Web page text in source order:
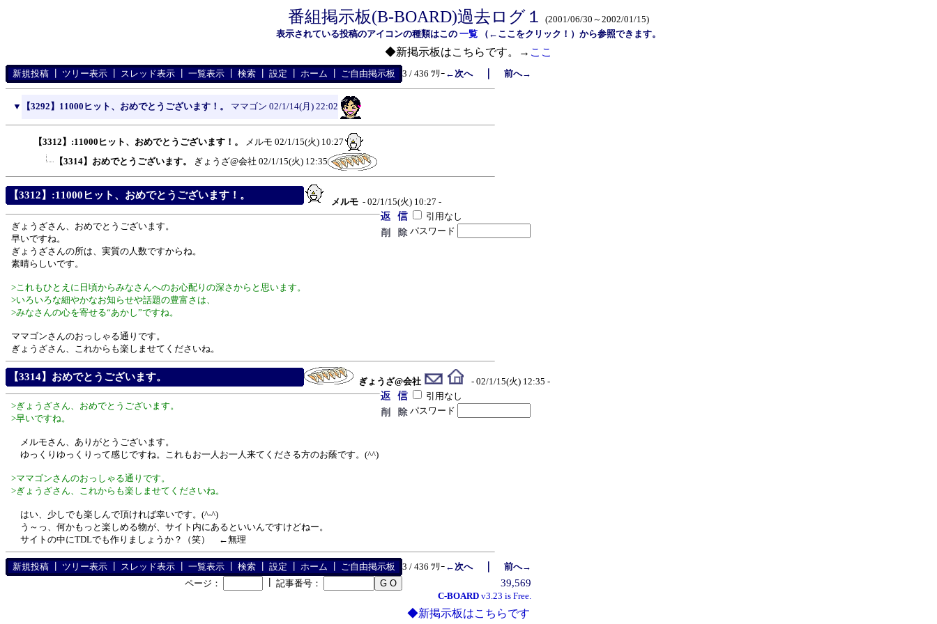
番組掲示板(B-BOARD)過去ログ１
(2001/06/30～2002/01/15)
表示されている投稿のアイコンの種類はこの 一覧 （←ここをクリック！）から参照できます。
◆新掲示板はこちらです。→ ここ
新規投稿 ツリー表示 スレッド表示 一覧表示 検索 設定 ホーム ご自由掲示板 3 / 436 ﾂﾘｰ ←次へ｜ 前へ→
▼ 【3292】11000ヒット、おめでとうございます！。 ママゴン 02/1/14(月) 22:02
【3312】:11000ヒット、おめでとうございます！。 メルモ 02/1/15(火) 10:27
【3314】おめでとうございます。
ぎょうざ@会社 02/1/15(火) 12:35
【3312】:11000ヒット、おめでとうございます！。
メルモ - 02/1/15(火) 10:27 -
引用なし
パスワード
ぎょうざさん、おめでとうございます。
早いですね。
ぎょうざさんの所は、実質の人数ですからね。
素晴らしいです。
>これもひとえに日頃からみなさんへのお心配りの深さからと思います。
>いろいろな細やかなお知らせや話題の豊富さは、
>みなさんの心を寄せる“あかし”ですね。
ママゴンさんのおっしゃる通りです。
ぎょうざさん、これからも楽しませてくださいね。
【3314】おめでとうございます。 ぎょうざ@会社
- 02/1/15(火) 12:35 -
引用なし
パスワード
>ぎょうざさん、おめでとうございます。
>早いですね。
メルモさん、ありがとうございます。
ゆっくりゆっくりって感じですね。これもお一人お一人来てくださる方のお蔭です。(^^)
>ママゴンさんのおっしゃる通りです。
>ぎょうざさん、これからも楽しませてくださいね。
はい、少しでも楽しんで頂ければ幸いです。(^-^)
う～っ、何かもっと楽しめる物が、サイト内にあるといいんですけどねー。
サイトの中にTDLでも作りましょうか？（笑） ←無理
新規投稿 ツリー表示 スレッド表示 一覧表示 検索 設定 ホーム ご自由掲示板 3 / 436 ﾂﾘｰ ←次へ｜ 前へ→
ページ：
記事番号： 39,569
C-BOARD v3.23 is Free.
◆新掲示板はこちらです